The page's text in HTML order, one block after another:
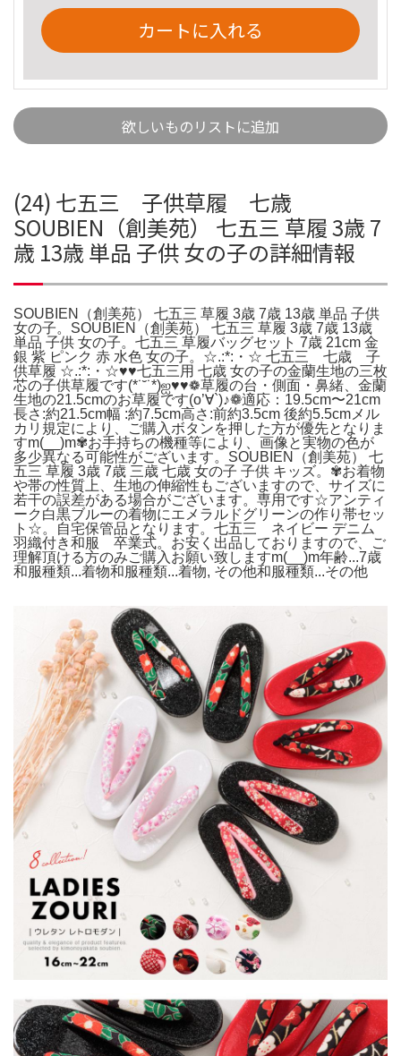
カートに入れる
欲しいものリストに追加
(24) 七五三 子供草履 七歳
SOUBIEN（創美苑） 七五三 草履 3歳 7
歳 13歳 単品 子供 女の子の詳細情報
SOUBIEN（創美苑） 七五三 草履 3歳 7歳 13歳 単品 子供
女の子。SOUBIEN（創美苑） 七五三 草履 3歳 7歳 13歳
単品 子供 女の子。七五三 草履バッグセット 7歳 21cm 金
銀 紫 ピンク 赤 水色 女の子。☆.:*:・☆ 七五三 七歳 子
供草履 ☆.:*:・☆♥♥七五三用 七歳 女の子の金蘭生地の三枚
芯の子供草履です(*˙˘˙*)ஐ♥♥❁草履の台・側面・鼻緒、金蘭
生地の21.5cmのお草履です(o’∀`)♪❁適応：19.5cm〜21cm
長さ:約21.5cm幅 :約7.5cm高さ:前約3.5cm 後約5.5cmメル
カリ規定により、ご購入ボタンを押した方が優先となりま
すm(__)m✾お手持ちの機種等により、画像と実物の色が
多少異なる可能性がございます。SOUBIEN（創美苑） 七
五三 草履 3歳 7歳 三歳 七歳 女の子 子供 キッズ。✾お着物
や帯の性質上、生地の伸縮性もございますので、サイズに
若干の誤差がある場合がございます。専用です☆アンティ
ーク白黒ブルーの着物にエメラルドグリーンの作り帯セッ
ト☆。自宅保管品となります。七五三 ネイビー デニム
羽織付き和服 卒業式。お安く出品しておりますので、ご
理解頂ける方のみご購入お願い致しますm(__)m年齢...7歳
和服種類...着物和服種類...着物, その他和服種類...その他